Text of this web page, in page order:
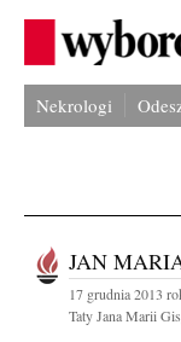
Nekrologi
JAN
17 grudnia 2013
Taty Jana Marii